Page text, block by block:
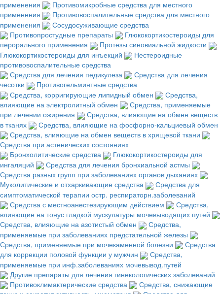
применения
Противомикробные средства для местного
применения
Противовоспалительные средства для местного
применения
Сосудосуживающие средства
Противопростудные препараты
Глюкокортикостероиды для
перорального применения
Протезы синовиальной жидкости
Глюкокортикостероиды для инъекций
Нестероидные
противовоспалительные средства
Средства для лечения педикулеза
Средства для лечения
чесотки
Противогельминтные средства
Средства, корригирующие липидный обмен
Средства,
влияющие на электролитный обмен
Средства, применяемые
при лечении ожирения
Средства, влияющие на обмен веществ
в тканях
Средства, влияющие на фосфорно-кальциевый обмен
Средства, влияющие на обмен веществ в хрящевой ткани
Средства при астенических состояниях
Бронхолитические средства
Глюкокортикостероиды для
ингаляций
Средства для лечения бронхиальной астмы
Средства разных групп при заболеваниях органов дыханиях
Муколитические и отхаркивающие средства
Средства для
симптоматической терапии остр. респираторн.заболеваний
Средства с местноанестезирующим действием
Средства,
влияющие на тонус гладкой мускулатуры мочевыводящих путей
Средства, влияющие на азотистый обмен
Средства,
применяемые при заболеваниях предстательной железы
Средства, применяемые при мочекаменной болезни
Средства
для коррекции половой функции у мужчин
Средства,
применяемые при инф.заболеваниях мочевывод.путей
Другие препараты для лечения гинекологических заболеваний
Противоклимактерические средства
Средства, снижающие